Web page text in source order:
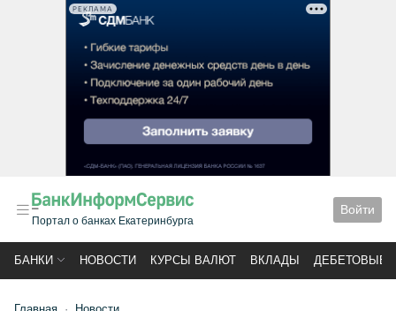
РЕКЛАМА
Портал о банках Екатеринбурга
Войти
БАНКИ НОВОСТИ КУРСЫ ВАЛЮТ ВКЛАДЫ ДЕБЕТОВЫЕ